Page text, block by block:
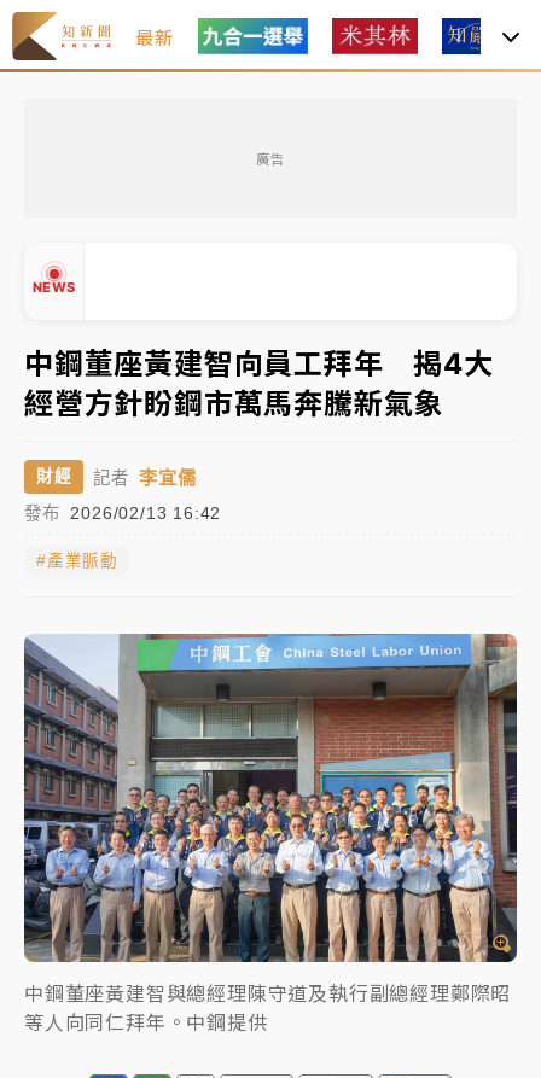
最新
廣告
NEWS
中信慈善基金會想增加董事人數！辜仲諒向法院聲請遭
駁 理由曝光
故宮《龍藏經》特展第2檔！今線上預約開賣一度塞車
周六起展出延長至晚上7時
台東農業處長涉圖利渡假村！東檢抗告成功 今重開羈
父親節泡湯了！中颱白海豚雨彈轟3天 「紅到發紫」降
雨熱區曝
暑假過三周才推「E宿新北打卡趣」！抽獎程序複雜 觀
旅局回應了
中信慈善基金會想增加董事人數！辜仲諒向法院聲請遭
駁 理由曝光
故宮《龍藏經》特展第2檔！今線上預約開賣一度塞車
周六起展出延長至晚上7時
台東農業處長涉圖利渡假村！東檢抗告成功 今重開羈
押庭
父親節泡湯了！中颱白海豚雨彈轟3天 「紅到發紫」降
雨熱區曝
中鋼董座黃建智向員工拜年 揭4大
經營方針盼鋼市萬馬奔騰新氣象
財經 記者 李宜儒
發布 2026/02/13 16:42
#產業脈動
中鋼董座黃建智與總經理陳守道及執行副總經理鄭際昭
等人向同仁拜年。中鋼提供